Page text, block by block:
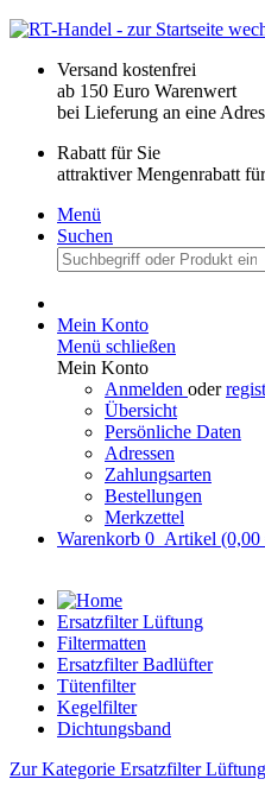
Versand kostenfrei
ab 150 Euro Warenwert
bei Lieferung an eine
Rabatt für Sie
attraktiver Mengenrabatt
Menü
Suchen
Mein Konto
Menü schließen
Mein Konto
Anmelden oder
Übersicht
Persönliche Daten
Adressen
Zahlungsarten
Bestellungen
Merkzettel
Warenkorb 0 Artikel
Ersatzfilter Lüftung
Filtermatten
Ersatzfilter Badlüfter
Tütenfilter
Kegelfilter
Dichtungsband
Zur Kategorie Ersatzfilter Lüftung